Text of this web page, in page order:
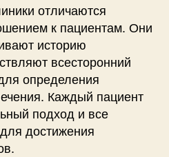
отличаются
к пациентам. Они
историю
всесторонний
определения
Каждый пациент
подход и все
достижения